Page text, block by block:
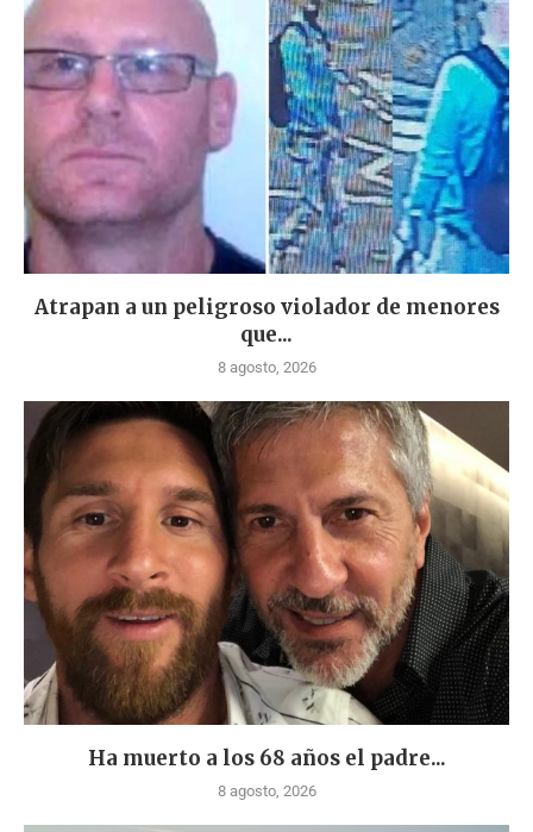
Atrapan a un peligroso violador de menores
que...
8 agosto, 2026
Ha muerto a los 68 años el padre...
8 agosto, 2026